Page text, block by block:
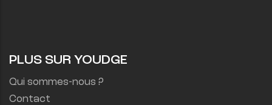
PLUS SUR YOUDGE
Qui sommes-nous ?
Contact